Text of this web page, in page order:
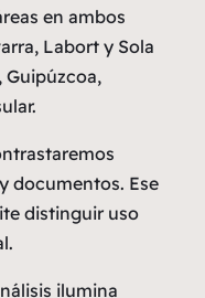
en ambos
Labort y Sola
Guipúzcoa,
documentos. Ese
distinguir uso
ilumina